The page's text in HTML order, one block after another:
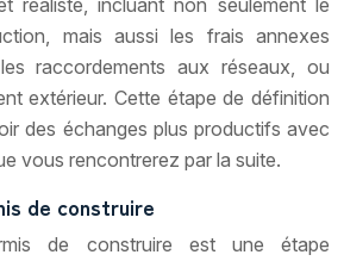
mais aussi les frais annexes
raccordements aux réseaux, ou
extérieur. Cette étape de définition
des échanges plus productifs avec
vous rencontrerez par la suite.
de construire
de construire est une étape